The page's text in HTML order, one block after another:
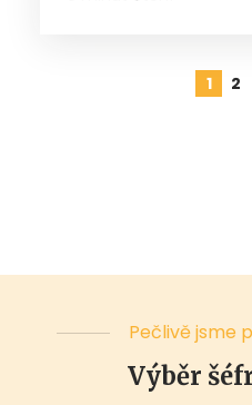
1 2
Pečlivě jsme
Výběr